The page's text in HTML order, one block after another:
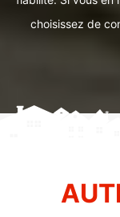
choisissez de